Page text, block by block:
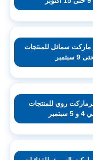
ماركت سمائل للمنتجات
روي للمنتجات